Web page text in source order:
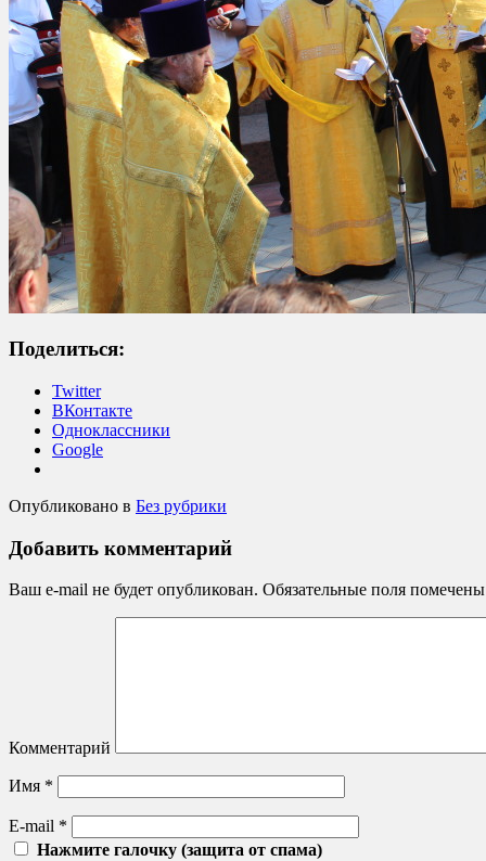
Поделиться:
Twitter
ВКонтакте
Одноклассники
Google
Опубликовано в Без рубрики
Добавить комментарий
Ваш e-mail не будет опубликован. Обязательные поля
Комментарий
Имя *
E-mail *
Нажмите галочку (защита от спама)